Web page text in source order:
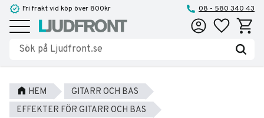
Meny
Fri frakt vid köp över 800kr 08 - 580 340 43
Favoriter
HEM
GITARR OCH BAS
EFFEKTER FÖR GITARR OCH BAS